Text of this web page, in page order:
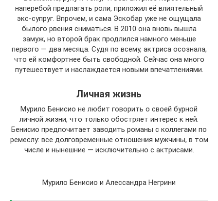
наперебой предлагать роли, приложил её влиятельный
экс-супруг. Впрочем, и сама Эскобар уже не ощущала
былого рвения сниматься. В 2010 она вновь вышла
замуж, но второй брак продлился намного меньше
первого — два месяца. Судя по всему, актриса осознала,
что ей комфортнее быть свободной. Сейчас она много
путешествует и наслаждается новыми впечатлениями.
Личная жизнь
Мурило Бенисио не любит говорить о своей бурной
личной жизни, что только обостряет интерес к ней.
Бенисио предпочитает заводить романы с коллегами по
ремеслу: все долговременные отношения мужчины, в том
числе и нынешние — исключительно с актрисами.
Мурило Бенисио и Алессандра Негрини